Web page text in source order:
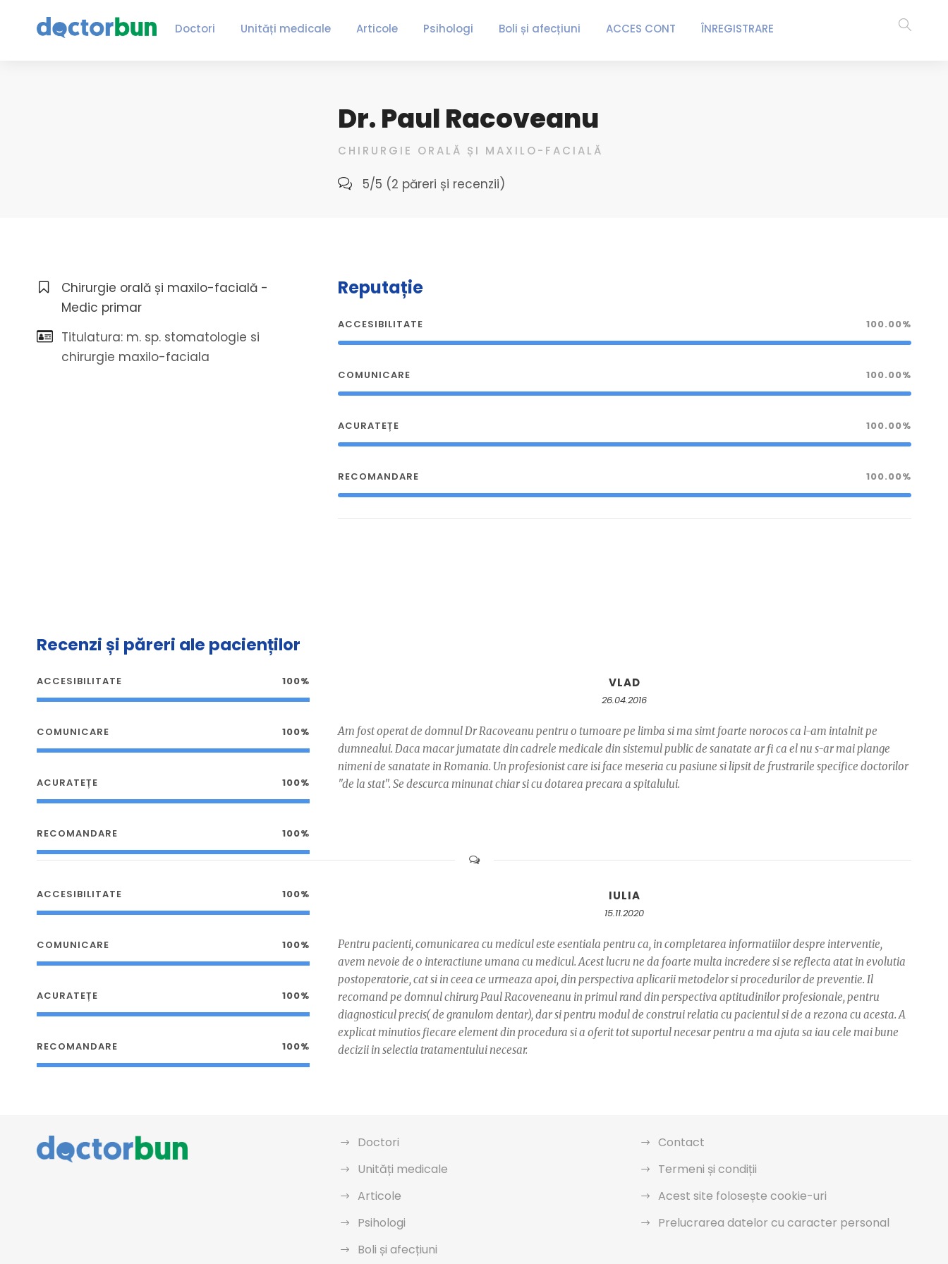
Doctori Unități medicale Articole Psihologi Boli și afecțiuni ACCES CONT ÎNREGISTRARE
Dr. Paul Racoveanu
CHIRURGIE ORALĂ ȘI MAXILO-FACIALĂ
5/5 (2 păreri și recenzii)
Chirurgie orală și maxilo-facială -
Medic primar
Titulatura: m. sp. stomatologie si
chirurgie maxilo-faciala
Reputație
ACCESIBILITATE 100.00%
COMUNICARE 100.00%
ACURATEȚE 100.00%
RECOMANDARE 100.00%
Recenzi și păreri ale pacienților
ACCESIBILITATE 100%
COMUNICARE 100%
ACURATEȚE 100%
RECOMANDARE 100%
VLAD
26.04.2016
Am fost operat de domnul Dr Racoveanu pentru o tumoare pe limba si ma simt foarte norocos ca l-am intalnit pe
dumnealui. Daca macar jumatate din cadrele medicale din sistemul public de sanatate ar fi ca el nu s-ar mai plange
nimeni de sanatate in Romania. Un profesionist care isi face meseria cu pasiune si lipsit de frustrarile specifice doctorilor
"de la stat". Se descurca minunat chiar si cu dotarea precara a spitalului.
ACCESIBILITATE 100%
COMUNICARE 100%
ACURATEȚE 100%
RECOMANDARE 100%
IULIA
15.11.2020
Pentru pacienti, comunicarea cu medicul este esentiala pentru ca, in completarea informatiilor despre interventie,
avem nevoie de o interactiune umana cu medicul. Acest lucru ne da foarte multa incredere si se reflecta atat in evolutia
postoperatorie, cat si in ceea ce urmeaza apoi, din perspectiva aplicarii metodelor si procedurilor de preventie. Il
recomand pe domnul chirurg Paul Racoveneanu in primul rand din perspectiva aptitudinilor profesionale, pentru
diagnosticul precis( de granulom dentar), dar si pentru modul de construi relatia cu pacientul si de a rezona cu acesta. A
explicat minutios fiecare element din procedura si a oferit tot suportul necesar pentru a ma ajuta sa iau cele mai bune
decizii in selectia tratamentului necesar.
Doctori
Unități medicale
Articole
Psihologi
Boli și afecțiuni
Contact
Termeni și condiții
Acest site folosește cookie-uri
Prelucrarea datelor cu caracter personal